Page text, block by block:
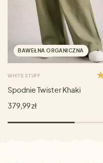
BAWEŁNA ORGANICZNA
WHITE STUFF
Spodnie Twister Khaki
379,99 zł